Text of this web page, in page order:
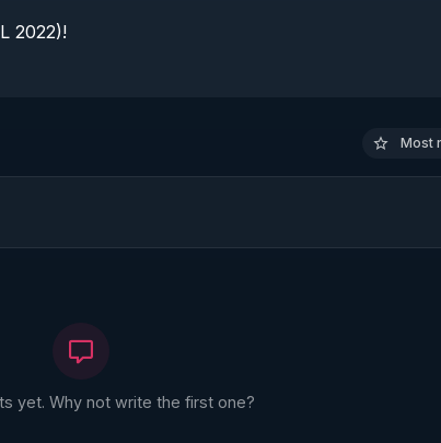
2022)!
Most
yet. Why not write the first one?